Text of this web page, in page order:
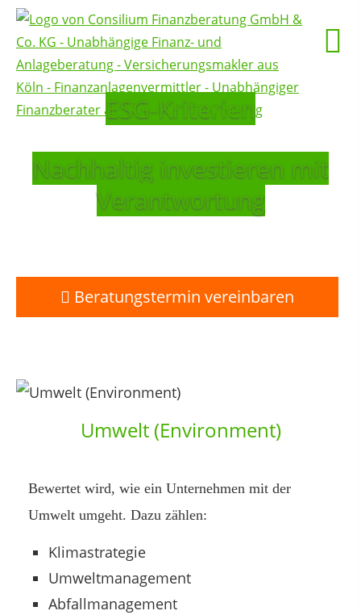
ESG-Kriterien
Nachhaltig investieren mit
Verantwortung
Beratungstermin vereinbaren
Umwelt (Environment)
Bewertet wird, wie ein Unternehmen mit der
Umwelt umgeht. Dazu zählen:
Klimastrategie
Umweltmanagement
Abfallmanagement